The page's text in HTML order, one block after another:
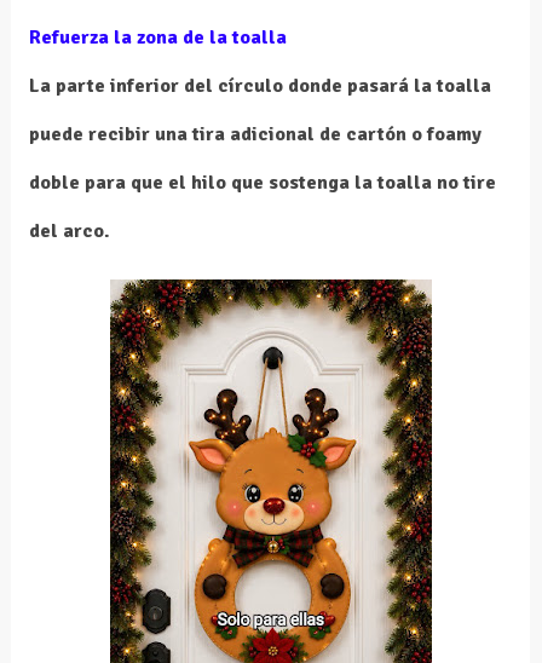
Refuerza la zona de la toalla
La parte inferior del círculo donde pasará la toalla
puede recibir una tira adicional de cartón o foamy
doble para que el hilo que sostenga la toalla no tire
del arco.